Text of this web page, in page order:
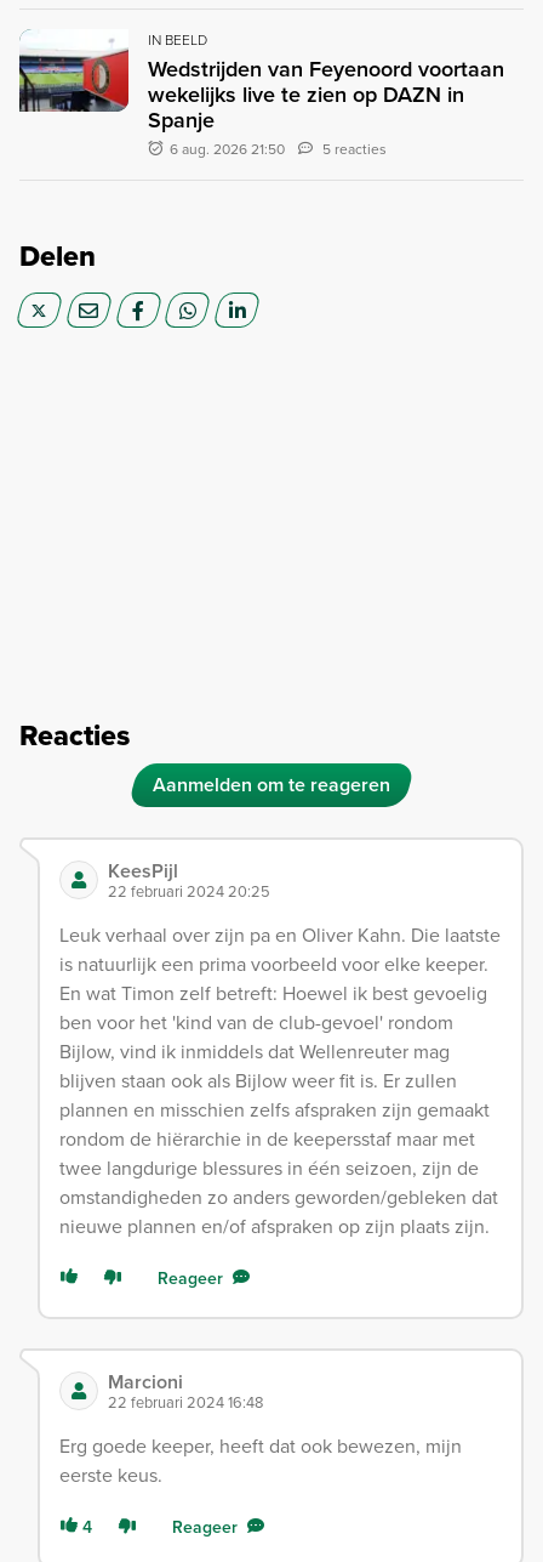
IN BEELD
Wedstrijden van Feyenoord voortaan
wekelijks live te zien op DAZN in
Spanje
6 aug. 2026 21:50 5 reacties
Delen
Reacties
Aanmelden om te reageren
KeesPijl
22 februari 2024 20:25
Leuk verhaal over zijn pa en Oliver Kahn. Die laatste
is natuurlijk een prima voorbeeld voor elke keeper.
En wat Timon zelf betreft: Hoewel ik best gevoelig
ben voor het 'kind van de club-gevoel' rondom
Bijlow, vind ik inmiddels dat Wellenreuter mag
blijven staan ook als Bijlow weer fit is. Er zullen
plannen en misschien zelfs afspraken zijn gemaakt
rondom de hiërarchie in de keepersstaf maar met
twee langdurige blessures in één seizoen, zijn de
omstandigheden zo anders geworden/gebleken dat
nieuwe plannen en/of afspraken op zijn plaats zijn.
Reageer
Marcioni
22 februari 2024 16:48
Erg goede keeper, heeft dat ook bewezen, mijn
eerste keus.
4 Reageer